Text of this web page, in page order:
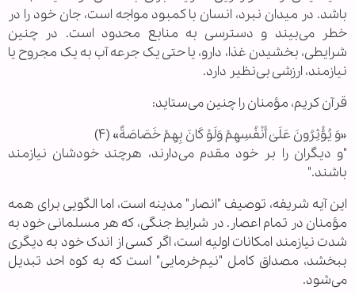
باشد. در میدان نبرد، انسان با کمبود مواجه است، جان خود را در
خطر می‌بیند و دسترسی به منابع محدود است. در چنین
شرایطی، بخشیدن غذا، دارو، یا حتی یک جرعه آب به یک مجروح یا
نیازمند، ارزشی بی‌نظیر دارد.
قرآن کریم، مؤمنان را چنین می‌ستاید:
«وَ یُؤْثِرُونَ عَلَیٰ أَنْفُسِهِمْ وَلَوْ کَانَ بِهِمْ خَصَاصَةٌ» (۴)
"و دیگران را بر خود مقدم می‌دارند، هرچند خودشان نیازمند
باشند."
این آیه شریفه، توصیف "انصار" مدینه است، اما الگویی برای همه
مؤمنان در تمام اعصار. در شرایط جنگی، که هر مسلمانی خود به
شدت نیازمند امکانات اولیه است، اگر کسی از اندک خود به دیگری
ببخشد، مصداق کامل "نیم‌خرمایی" است که به کوه احد تبدیل
می‌شود.